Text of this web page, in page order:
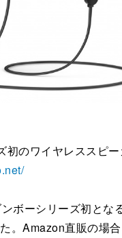
初のワイヤレススピー
ボーシリーズ初とな
。Amazon直販の場